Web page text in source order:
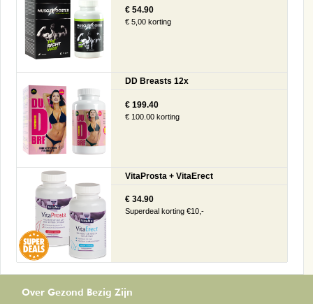
€ 54.90
€ 5,00 korting
DD Breasts 12x
€ 199.40
€ 100.00 korting
VitaProsta + VitaErect
€ 34.90
Superdeal korting €10,-
Over Gezond Bezig Zijn